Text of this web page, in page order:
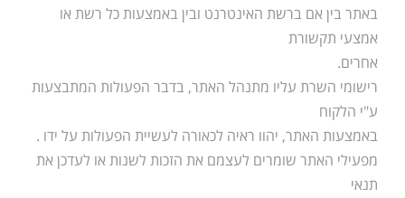
באתר בין אם ברשת האינטרנט ובין באמצעות כל רשת או
אמצעי תקשורת
אחרים.
רישומי השרת עליו מתנהל האתר, בדבר הפעולות המתבצעות
ע"י הלקוח
באמצעות האתר, יהוו ראיה לכאורה לעשיית הפעולות על ידו .
מפעילי האתר שומרים לעצמם את הזכות לשנות או לעדכן את
תנאי